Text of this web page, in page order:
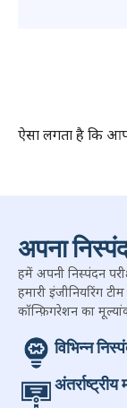
ऐसा लगता है कि
अपना
हमें अपनी निस्पंदन
हमारी इंजीनियरिंग
कॉन्फ़िगरेशन का
विभिन्न